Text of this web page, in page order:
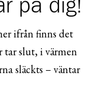
på dig!
ifrån finns det
tar slut, i värmen
släckts – väntar